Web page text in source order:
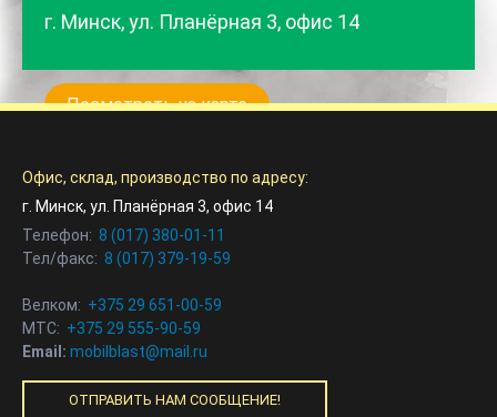
г. Минск, ул. Планёрная 3, офис 14
Посмотреть на карте
Офис, склад, производство по адресу:
г. Минск, ул. Планёрная 3, офис 14
Телефон: 8 (017) 380-01-11
Тел/факс: 8 (017) 379-19-59
Велком: +375 29 651-00-59
МТС: +375 29 555-90-59
Email: mobilblast@mail.ru
ОТПРАВИТЬ НАМ СООБЩЕНИЕ!